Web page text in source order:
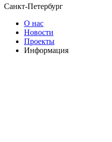
Санкт-Петербург
О нас
Новости
Проекты
Информация